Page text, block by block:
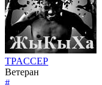
TPACCEP
Ветеран
#